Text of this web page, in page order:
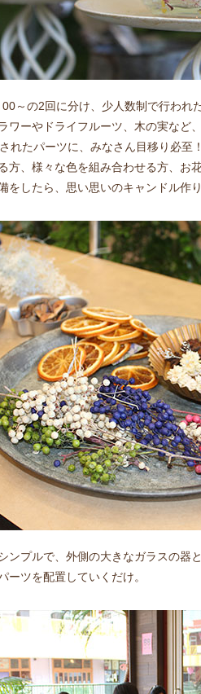
～の2回に分け、少人数制で行われ
ワーやドライフルーツ、木の実など
れたパーツに、みなさん目移り必至！
方、様々な色を組み合わせる方、お
をしたら、思い思いのキャンドル作
ンプルで、外側の大きなガラスの器
ーツを配置していくだけ。